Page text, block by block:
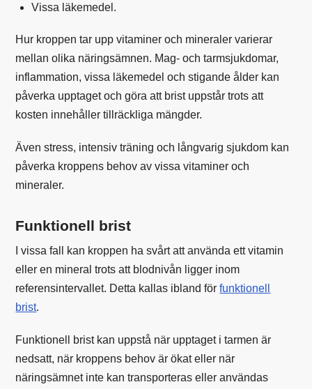
Vissa läkemedel.
Hur kroppen tar upp vitaminer och mineraler varierar
mellan olika näringsämnen. Mag- och tarmsjukdomar,
inflammation, vissa läkemedel och stigande ålder kan
påverka upptaget och göra att brist uppstår trots att
kosten innehåller tillräckliga mängder.
Även stress, intensiv träning och långvarig sjukdom kan
påverka kroppens behov av vissa vitaminer och
mineraler.
Funktionell brist
I vissa fall kan kroppen ha svårt att använda ett vitamin
eller en mineral trots att blodnivån ligger inom
referensintervallet. Detta kallas ibland förfunktionell
brist.
Funktionell brist kan uppstå när upptaget i tarmen är
nedsatt, när kroppens behov är ökat eller när
näringsämnet inte kan transporteras eller användas